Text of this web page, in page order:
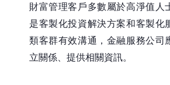
財富管理客戶多數屬於高淨值人
是客製化投資解決方案和客製化
類客群有效溝通，金融服務公司
立關係、提供相關資訊。